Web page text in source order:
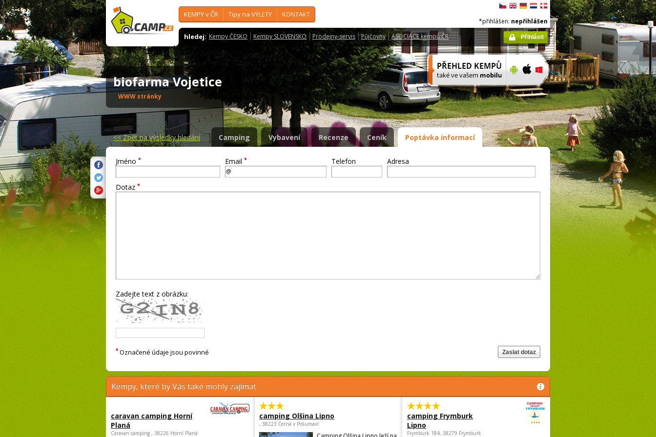
KEMPY v ČR Tipy na VÝLETY KONTAKT
hledej: Kempy ČESKO Kempy SLOVENSKO Prodejny-servis Půjčovny ASOCIACE kempů ČR
*přihlášen: nepřihlášen
Přihlásit
biofarma Vojetice
WWW stránky
<<Zpět na výsledky hledání Camping Vybavení Recenze Ceník Poptávka informací
Jméno * Email * Telefon Adresa
Dotaz *
Zadejte text z obrázku:
* Označené údaje jsou povinné
Kempy, které by Vás také mohly zajímat
caravan camping Horní
Planá
Caravan camping , 38226 Horní Planá
camping Olšina Lipno
, 38223 Černá v Pošumaví
camping Frymburk
Lipno
Frymburk 184, 38279 Frymburk